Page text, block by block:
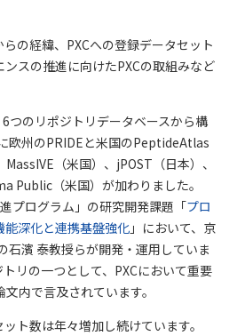
の経緯、PXCへの登録データセット
スの推進に向けたPXCの取組みなど
つのリポジトリデータベースから構
欧州のPRIDEと米国のPeptideAtlas
（米国）、jPOST（日本）、
Public（米国）が加わりました。
プログラム」の研究開発課題「プロ
能深化と連携基盤強化 」において、京
石濱 泰教授らが開発・運用していま
リの一つとして、PXCにおいて重要
内で言及されています。
ト数は年々増加し続けています。